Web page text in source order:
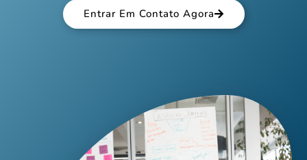
Entrar Em Contato Agora